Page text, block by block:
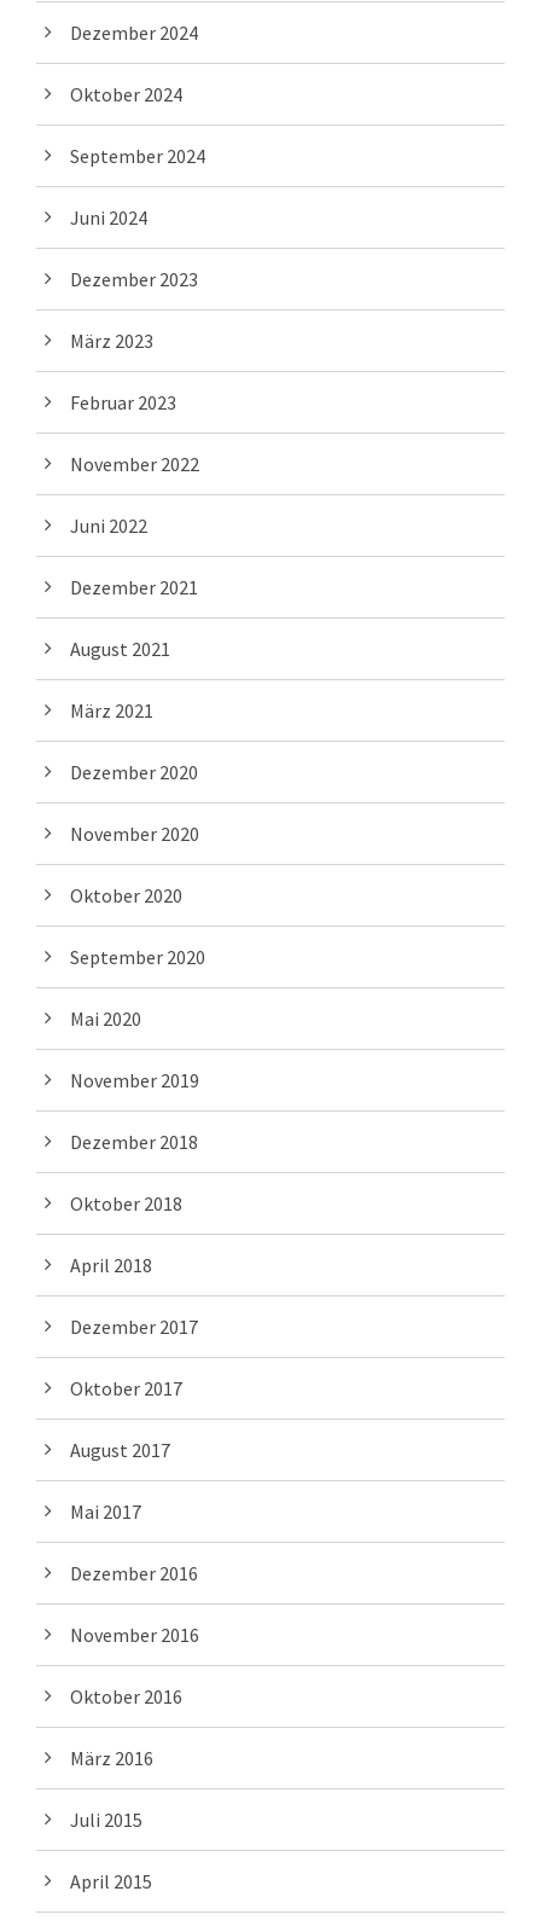
Dezember 2024
Oktober 2024
September 2024
Juni 2024
Dezember 2023
März 2023
Februar 2023
November 2022
Juni 2022
Dezember 2021
August 2021
März 2021
Dezember 2020
November 2020
Oktober 2020
September 2020
Mai 2020
November 2019
Dezember 2018
Oktober 2018
April 2018
Dezember 2017
Oktober 2017
August 2017
Mai 2017
Dezember 2016
November 2016
Oktober 2016
März 2016
Juli 2015
April 2015